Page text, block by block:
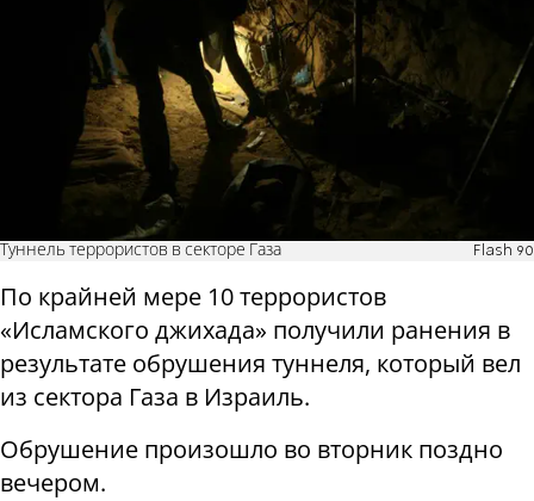
Туннель террористов в секторе Газа Flash 90
По крайней мере 10 террористов
«Исламского джихада» получили ранения в
результате обрушения туннеля, который вел
из сектора Газа в Израиль.
Обрушение произошло во вторник поздно
вечером.